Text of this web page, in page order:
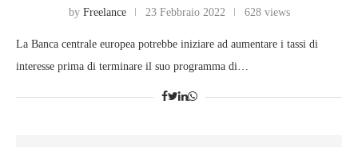
by Freelance 23 Febbraio 2022 628 views
La Banca centrale europea potrebbe iniziare ad aumentare i tassi di
interesse prima di terminare il suo programma di…